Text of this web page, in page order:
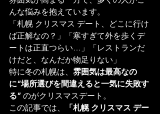
んな悩みを抱えています。
「札幌 クリスマス デート、どこに行け
ば正解なの？」「寒すぎて外を歩くデ
ートは正直つらい…」「レストランだ
けだと、なんだか物足りない」
特に冬の札幌は、 雰囲気は最高なの
に“場所選びを間違えると一気に失敗す
る” のがクリスマスデート。
この記事では、
「札幌 クリスマス デー